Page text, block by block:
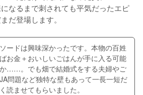
なるまで刺されても平気だったエピ
だ登場します。
ードは興味深かったです。本物の百姓
お金＋おいしいごはんが手に入る可能
……。でも畑で結婚式をする夫婦やご
問題など独特な壁もあって一長一短だ
読ませてもらいました。